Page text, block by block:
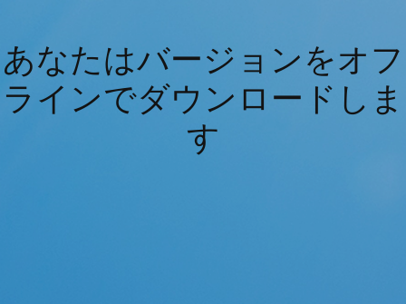
あなたはバージョンをオフ
ラインでダウンロードしま
す